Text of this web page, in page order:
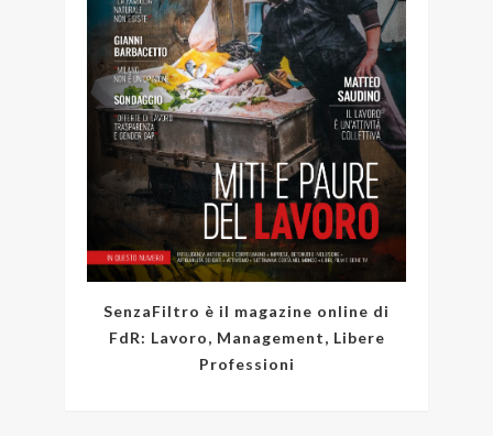
SenzaFiltro è il magazine online di
FdR: Lavoro, Management, Libere
Professioni